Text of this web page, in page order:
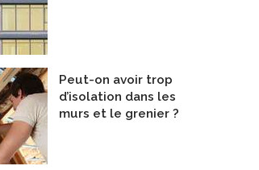
Peut-on avoir trop
d’isolation dans les
murs et le grenier ?